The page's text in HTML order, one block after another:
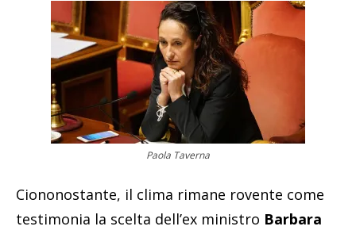
Paola Taverna
Ciononostante, il clima rimane rovente come
testimonia la scelta dell’ex ministro Barbara